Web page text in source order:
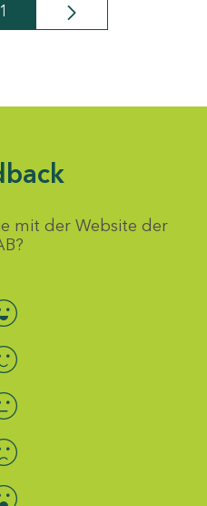
Seite
1
mit der Website der
auswählen